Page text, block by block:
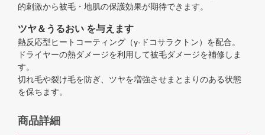
的刺激から被毛・地肌の保護効果が期待できます。
ツヤ＆うるおい を与えます
熱反応型ヒートコーティング（γ-ドコサラクトン）を配合。
ドライヤーの熱ダメージを利用して被毛ダメージを補修しま
す。
切れ毛や裂け毛を防ぎ、ツヤを増強させまとまりのある状態
を保ちます。
商品詳細